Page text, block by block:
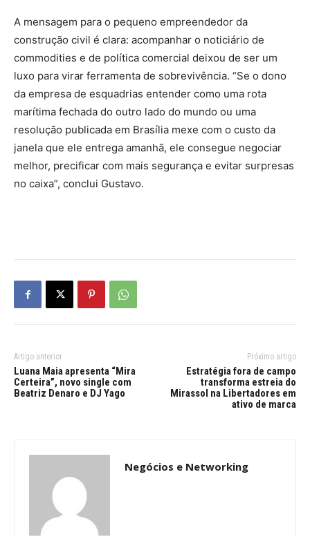
A mensagem para o pequeno empreendedor da
construção civil é clara: acompanhar o noticiário de
commodities e de política comercial deixou de ser um
luxo para virar ferramenta de sobrevivência. “Se o dono
da empresa de esquadrias entender como uma rota
marítima fechada do outro lado do mundo ou uma
resolução publicada em Brasília mexe com o custo da
janela que ele entrega amanhã, ele consegue negociar
melhor, precificar com mais segurança e evitar surpresas
no caixa”, conclui Gustavo.
Artigo anterior
Luana Maia apresenta “Mira
Certeira”, novo single com
Beatriz Denaro e DJ Yago
Próximo artigo
Estratégia fora de campo
transforma estreia do
Mirassol na Libertadores em
ativo de marca
Negócios e Networking